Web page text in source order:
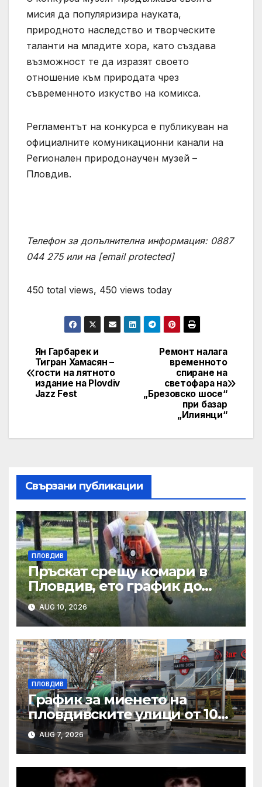
мисия да популяризира науката,
природното наследство и творческите
таланти на младите хора, като създава
възможност те да изразят своето
отношение към природата чрез
съвременното изкуство на комикса.
Регламентът на конкурса е публикуван на
официалните комуникационни канали на
Регионален природонаучен музей –
Пловдив.
Телефон за допълнителна информация: 0887
044 275 или на [email protected]
450 total views, 450 views today
Post
navigation
Ремонт налага
временното
спиране на
светофара на
„Брезовско шосе“
при базар
„Илиянци“
Ян Гарбарек и
Тигран Хамасян –
гости на лятното
издание на Plovdiv
Jazz Fest
Свързани публикации
ПЛОВДИВ
Пръскат срещу комари в
Пловдив, ето график до
края на август
AUG 10, 2026
ПЛОВДИВ
График за миенето на
пловдивските улици от 10
до 14 август
AUG 7, 2026